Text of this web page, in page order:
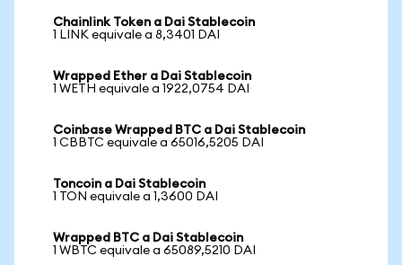
Chainlink Token a Dai Stablecoin
1 LINK equivale a 8,3401 DAI
Wrapped Ether a Dai Stablecoin
1 WETH equivale a 1922,0754 DAI
Coinbase Wrapped BTC a Dai Stablecoin
1 CBBTC equivale a 65016,5205 DAI
Toncoin a Dai Stablecoin
1 TON equivale a 1,3600 DAI
Wrapped BTC a Dai Stablecoin
1 WBTC equivale a 65089,5210 DAI